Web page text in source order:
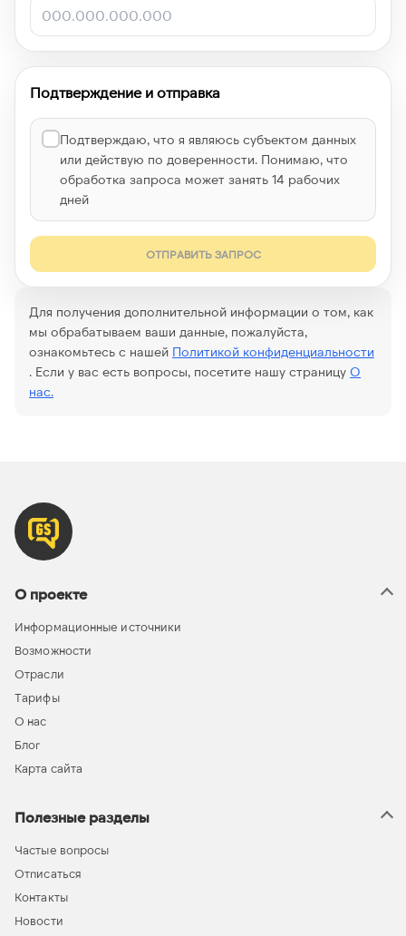
Подтверждение и отправка
Подтверждаю, что я являюсь субъектом данных
или действую по доверенности. Понимаю, что
обработка запроса может занять 14 рабочих
дней
ОТПРАВИТЬ ЗАПРОС
Для получения дополнительной информации о том, как
мы обрабатываем ваши данные, пожалуйста,
ознакомьтесь с нашей Политикой конфиденциальности
. Если у вас есть вопросы, посетите нашу страницу О
нас.
О проекте
Информационные источники
Возможности
Отрасли
Тарифы
О нас
Блог
Карта сайта
Полезные разделы
Частые вопросы
Отписаться
Контакты
Новости